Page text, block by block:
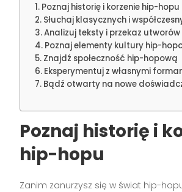
Poznaj historię i korzenie hip-hopu
Słuchaj klasycznych i
Analizuj teksty i przekaz utworów
Poznaj elementy kultury hip-
Znajdź społeczność hip-hopową
Eksperymentuj z własnymi
Bądź otwarty na nowe
Poznaj historię i
hip-hopu
Zanim zanurzysz się w świat hip-